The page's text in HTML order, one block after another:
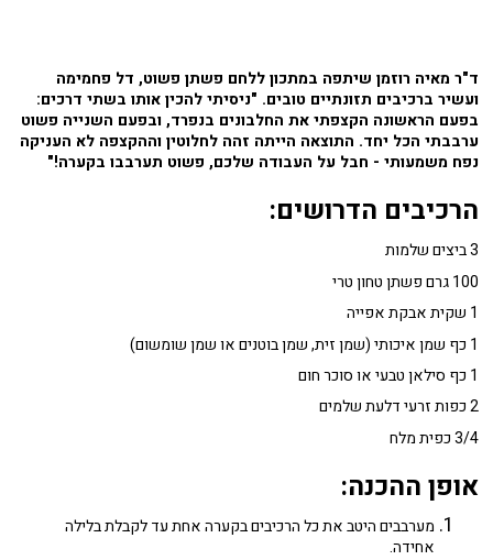
ד"ר מאיה רוזמן שיתפה במתכון ללחם פשתן פשוט, דל פחמימה
ועשיר ברכיבים תזונתיים טובים. "ניסיתי להכין אותו בשתי דרכים:
בפעם הראשונה הקצפתי את החלבונים בנפרד, ובפעם השנייה פשוט
ערבבתי הכל יחד. התוצאה הייתה זהה לחלוטין וההקצפה לא העניקה
נפח משמעותי - חבל על העבודה שלכם, פשוט תערבבו בקערה!"
הרכיבים הדרושים:
3 ביצים שלמות
100 גרם פשתן טחון טרי
1 שקית אבקת אפייה
1 כף שמן איכותי (שמן זית, שמן בוטנים או שמן שומשום)
1 כף סילאן טבעי או סוכר חום
2 כפות זרעי דלעת שלמים
3/4 כפית מלח
אופן ההכנה:
מערבבים היטב את כל הרכיבים בקערה אחת עד לקבלת בלילה
אחידה.